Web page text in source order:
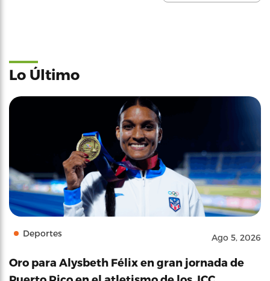
Lo Último
Deportes Ago 5, 2026
Oro para Alysbeth Félix en gran jornada de